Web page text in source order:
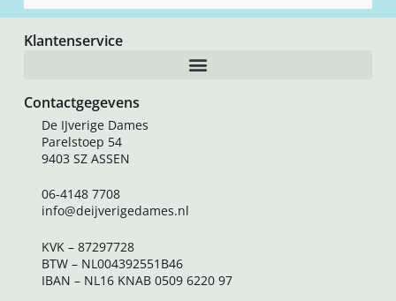
Klantenservice
Contactgegevens
De IJverige Dames
Parelstoep 54
9403 SZ ASSEN
06-4148 7708
info@deijverigedames.nl
KVK – 87297728
BTW – NL004392551B46
IBAN – NL16 KNAB 0509 6220 97